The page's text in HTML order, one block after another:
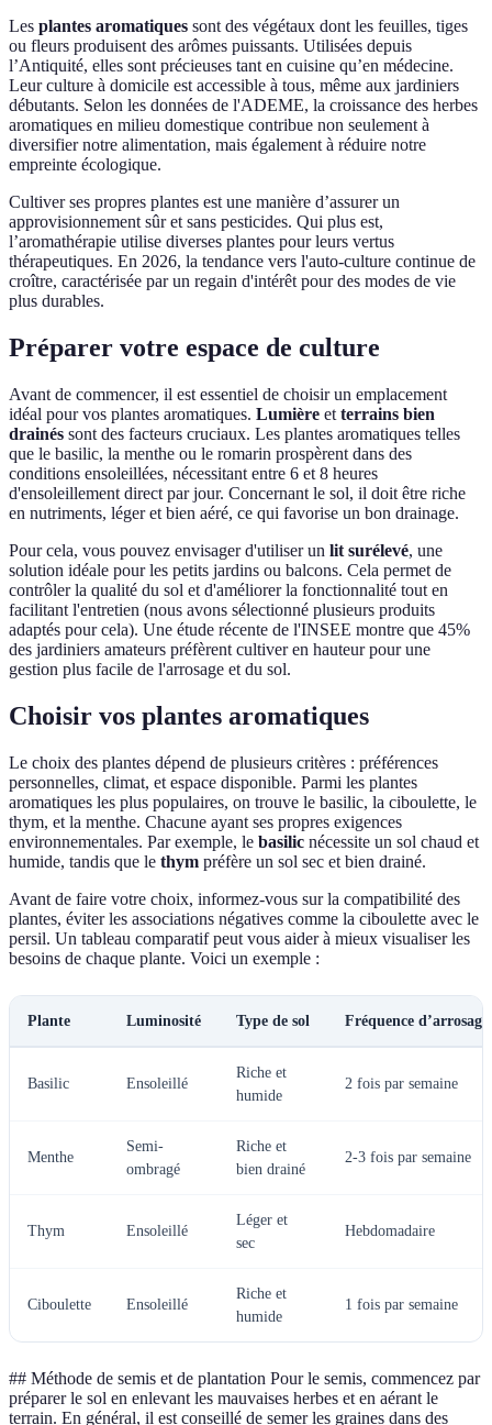
Les plantes aromatiques sont des végétaux dont les feuilles, tiges
ou fleurs produisent des arômes puissants. Utilisées depuis
l’Antiquité, elles sont précieuses tant en cuisine qu’en médecine.
Leur culture à domicile est accessible à tous, même aux jardiniers
débutants. Selon les données de l'ADEME, la croissance des herbes
aromatiques en milieu domestique contribue non seulement à
diversifier notre alimentation, mais également à réduire notre
empreinte écologique.
Cultiver ses propres plantes est une manière d’assurer un
approvisionnement sûr et sans pesticides. Qui plus est,
l’aromathérapie utilise diverses plantes pour leurs vertus
thérapeutiques. En 2026, la tendance vers l'auto-culture continue de
croître, caractérisée par un regain d'intérêt pour des modes de vie
plus durables.
Préparer votre espace de culture
Avant de commencer, il est essentiel de choisir un emplacement
idéal pour vos plantes aromatiques. Lumière et terrains bien
drainés sont des facteurs cruciaux. Les plantes aromatiques telles
que le basilic, la menthe ou le romarin prospèrent dans des
conditions ensoleillées, nécessitant entre 6 et 8 heures
d'ensoleillement direct par jour. Concernant le sol, il doit être riche
en nutriments, léger et bien aéré, ce qui favorise un bon drainage.
Pour cela, vous pouvez envisager d'utiliser un lit surélevé, une
solution idéale pour les petits jardins ou balcons. Cela permet de
contrôler la qualité du sol et d'améliorer la fonctionnalité tout en
facilitant l'entretien (nous avons sélectionné plusieurs produits
adaptés pour cela). Une étude récente de l'INSEE montre que 45%
des jardiniers amateurs préfèrent cultiver en hauteur pour une
gestion plus facile de l'arrosage et du sol.
Choisir vos plantes aromatiques
Le choix des plantes dépend de plusieurs critères : préférences
personnelles, climat, et espace disponible. Parmi les plantes
aromatiques les plus populaires, on trouve le basilic, la ciboulette, le
thym, et la menthe. Chacune ayant ses propres exigences
environnementales. Par exemple, le basilic nécessite un sol chaud et
humide, tandis que le thym préfère un sol sec et bien drainé.
Avant de faire votre choix, informez-vous sur la compatibilité des
plantes, éviter les associations négatives comme la ciboulette avec le
persil. Un tableau comparatif peut vous aider à mieux visualiser les
besoins de chaque plante. Voici un exemple :
Plante Luminosité Type de sol Fréquence d’arrosage
Basilic Ensoleillé
Riche et
humide
2 fois par semaine
Menthe
Semi-
ombragé
Riche et
bien drainé
2-3 fois par semaine
Thym Ensoleillé
Léger et
sec
Hebdomadaire
Ciboulette Ensoleillé
Riche et
humide
1 fois par semaine
## Méthode de semis et de plantation Pour le semis, commencez par
préparer le sol en enlevant les mauvaises herbes et en aérant le
terrain. En général, il est conseillé de semer les graines dans des